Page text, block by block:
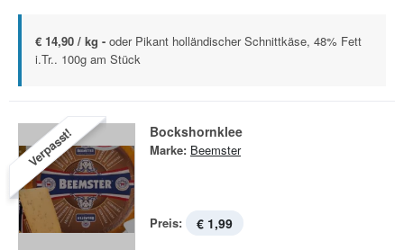
€ 14,90 / kg - oder Pikant holländischer Schnittkäse, 48% Fett
i.Tr.. 100g am Stück
Verpasst! Bockshornklee
Marke: Beemster
Preis: € 1,99